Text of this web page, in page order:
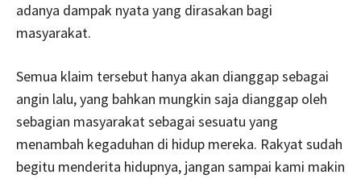
adanya dampak nyata yang dirasakan bagi
masyarakat.
Semua klaim tersebut hanya akan dianggap sebagai
angin lalu, yang bahkan mungkin saja dianggap oleh
sebagian masyarakat sebagai sesuatu yang
menambah kegaduhan di hidup mereka. Rakyat sudah
begitu menderita hidupnya, jangan sampai kami makin